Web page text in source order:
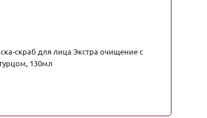
скраб для лица Экстра очищение с
130мл